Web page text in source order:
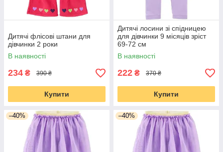
Дитячі флісові штани для
дівчинки 2 роки
В наявності
234 ₴ 390 ₴
Купити
Дитячі лосини зі спідницею
для дівчинки 9 місяців зріст
69-72 см
В наявності
222 ₴ 370 ₴
Купити
–40% –40%